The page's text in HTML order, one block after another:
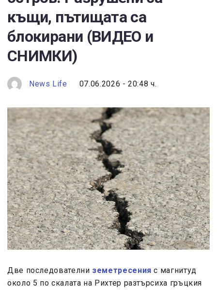
къщи, пътищата са
блокирани (ВИДЕО и
СНИМКИ)
News Life 07.06.2026 - 20:48 ч.
Две последователни земетресения с магнитуд
около 5 по скалата на Рихтер разтърсиха гръцкия